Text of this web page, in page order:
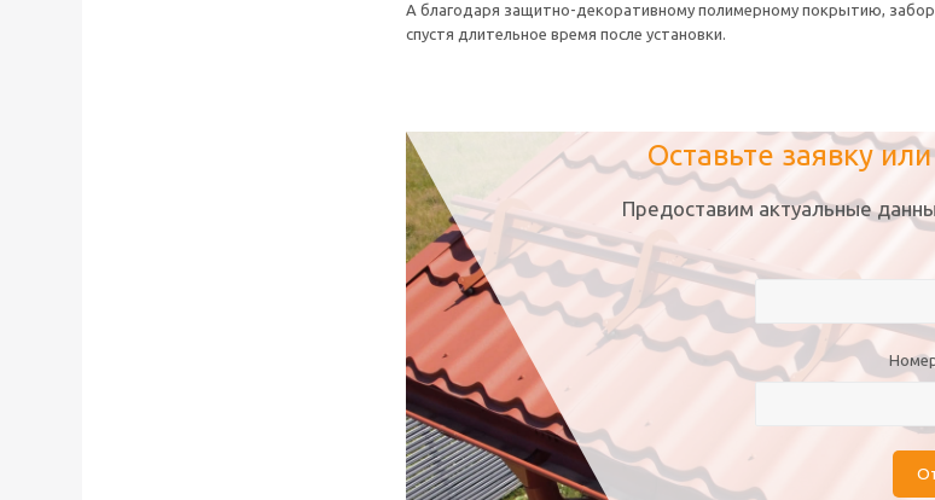
А благодаря защитно-декоративному полимерному покрытию,
спустя длительное время после установки.
Оставьте заявку
Предоставим актуальные